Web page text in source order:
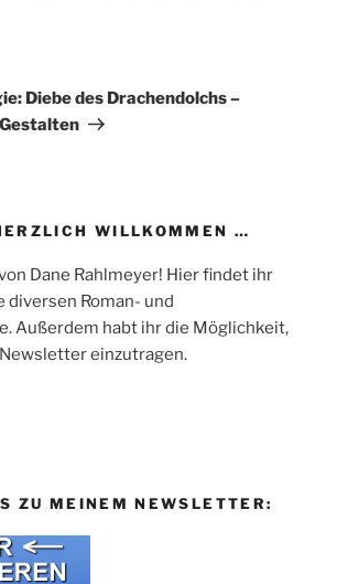
Diebe des Drachendolchs –
WILLKOMMEN …
Dane Rahlmeyer! Hier findet ihr
diversen Roman- und
Außerdem habt ihr die Möglichkeit,
einzutragen.
ZU MEINEM NEWSLETTER: